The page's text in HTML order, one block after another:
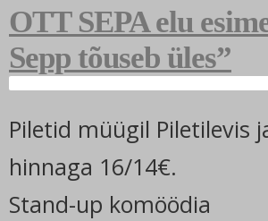
OTT SEPA elu
Sepp tõuseb üles”
Piletid müügil Piletilevis
hinnaga 16/14€.
Stand-up komöödia